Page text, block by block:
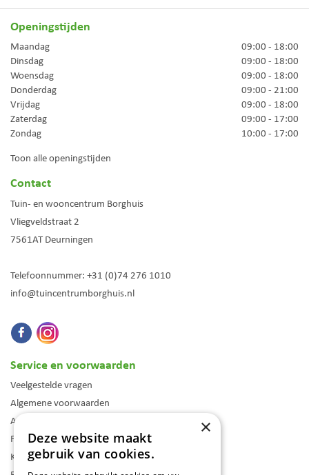
Openingstijden
Maandag
09:00 - 18:00
Dinsdag
09:00 - 18:00
Woensdag
09:00 - 18:00
Donderdag
09:00 - 21:00
Vrijdag
09:00 - 18:00
Zaterdag
09:00 - 17:00
Zondag
10:00 - 17:00
Toon alle openingstijden
Contact
Tuin- en wooncentrum Borghuis
Vliegveldstraat 2
7561AT Deurningen
Telefoonnummer: +31 (0)74 276 1010
info@tuincentrumborghuis.nl
Service en voorwaarden
Veelgestelde vragen
Algemene voorwaarden
Assortiment
Folder
Klantenkaart
×
Deze website maakt
gebruik van cookies.